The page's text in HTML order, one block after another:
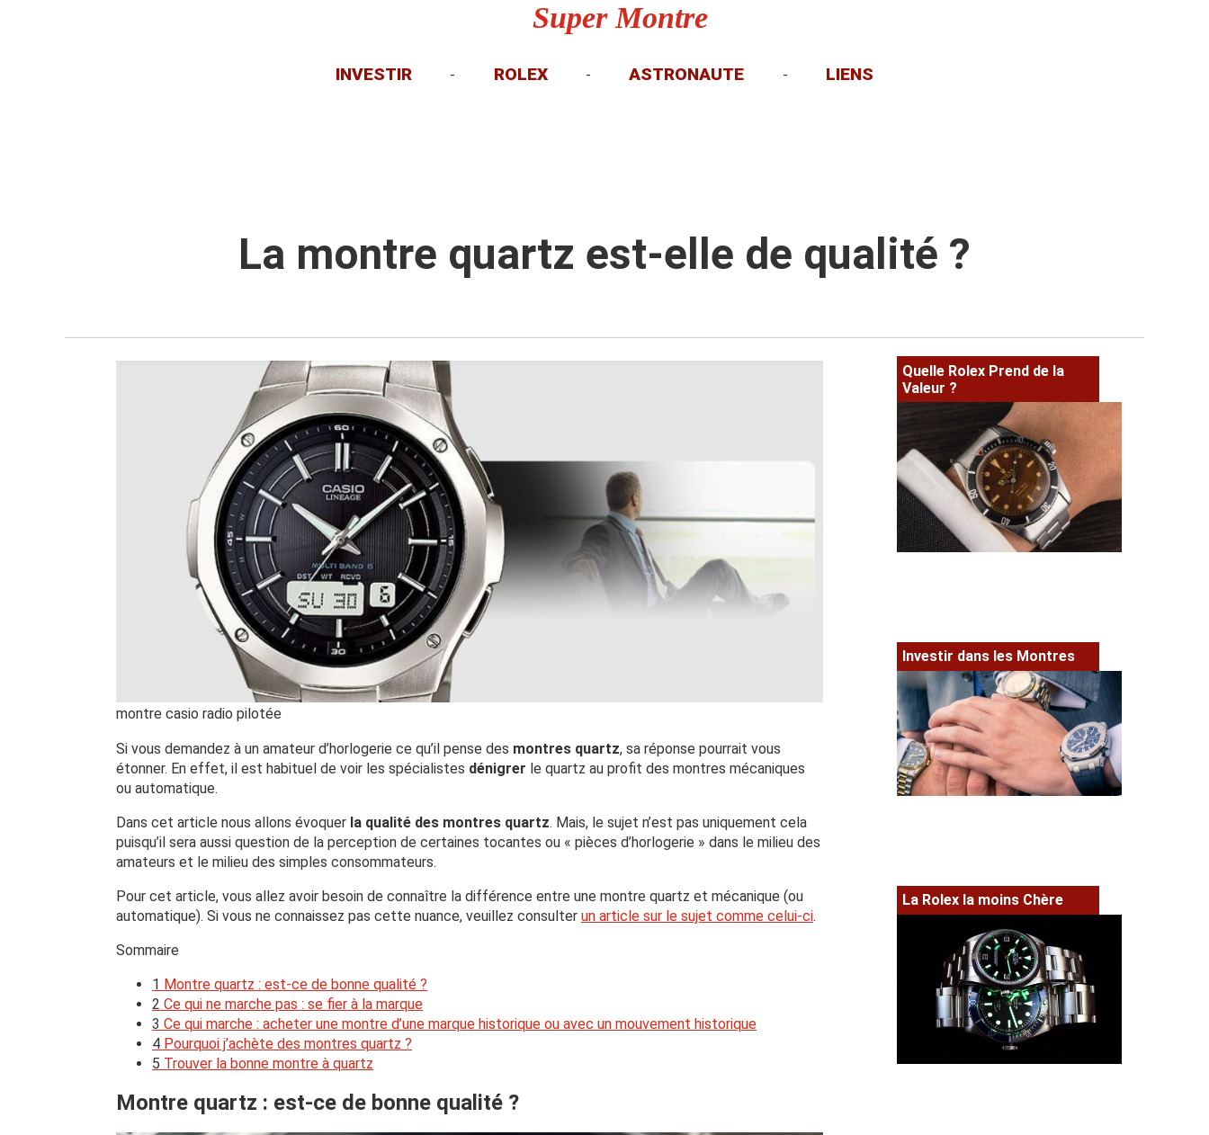
Super Montre
INVESTIR - ROLEX - ASTRONAUTE - LIENS
La montre quartz est-elle de qualité ?
montre casio radio pilotée
Si vous demandez à un amateur d’horlogerie ce qu’il pense des montres quartz, sa réponse pourrait vous
étonner. En effet, il est habituel de voir les spécialistes dénigrer le quartz au profit des montres mécaniques
ou automatique.
Dans cet article nous allons évoquer la qualité des montres quartz. Mais, le sujet n’est pas uniquement cela
puisqu’il sera aussi question de la perception de certaines tocantes ou « pièces d’horlogerie » dans le milieu des
amateurs et le milieu des simples consommateurs.
Pour cet article, vous allez avoir besoin de connaître la différence entre une montre quartz et mécanique (ou
automatique). Si vous ne connaissez pas cette nuance, veuillez consulter un article sur le sujet comme celui-ci.
Sommaire
1 Montre quartz : est-ce de bonne qualité ?
2 Ce qui ne marche pas : se fier à la marque
3 Ce qui marche : acheter une montre d’une marque historique ou avec un mouvement historique
4 Pourquoi j’achète des montres quartz ?
5 Trouver la bonne montre à quartz
Montre quartz : est-ce de bonne qualité ?
Quelle Rolex Prend de la
Valeur ?
Investir dans les Montres
La Rolex la moins Chère